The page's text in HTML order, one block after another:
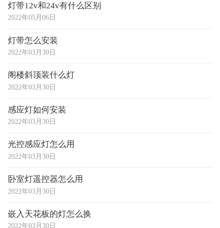
灯带12v和24v有什么区别
2022年05月06日
灯带怎么安装
2022年03月30日
阁楼斜顶装什么灯
2022年03月30日
感应灯如何安装
2022年03月30日
光控感应灯怎么用
2022年03月30日
卧室灯遥控器怎么用
2022年03月30日
嵌入天花板的灯怎么换
2022年03月30日